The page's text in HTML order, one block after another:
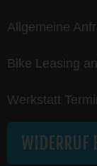
Allgemeine
Bike Leasing
Werkstatt
WIDERRUF